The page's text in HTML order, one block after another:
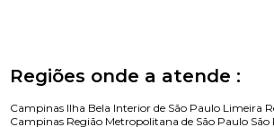
Regiões onde a atende :
Campinas Ilha Bela Interior de São Paulo Limeira
Campinas Região Metropolitana de São Paulo São